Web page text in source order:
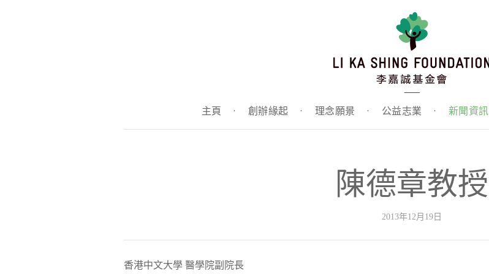
主頁 · 創辦緣起 · 理念願景 · 公益志業 · 新聞資訊
陳德章教授
2013年12月19日
香港中文大學 醫學院副院長